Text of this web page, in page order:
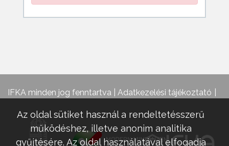
IFKA minden jog fenntartva | Adatkezelési tájékoztató
Az oldal sütiket használ a rendeltetésszerű
működéshez, illetve anonim analitika
gyűjtésére. Az oldal használatával elfogadja